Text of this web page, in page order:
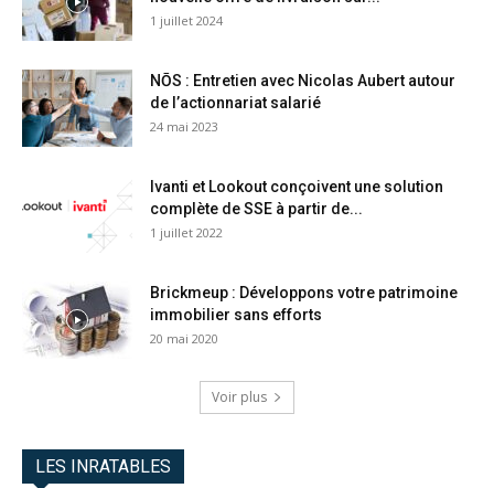
1 juillet 2024
NŌS : Entretien avec Nicolas Aubert autour
de l’actionnariat salarié
24 mai 2023
Ivanti et Lookout conçoivent une solution
complète de SSE à partir de...
1 juillet 2022
Brickmeup : Développons votre patrimoine
immobilier sans efforts
20 mai 2020
Voir plus
LES INRATABLES